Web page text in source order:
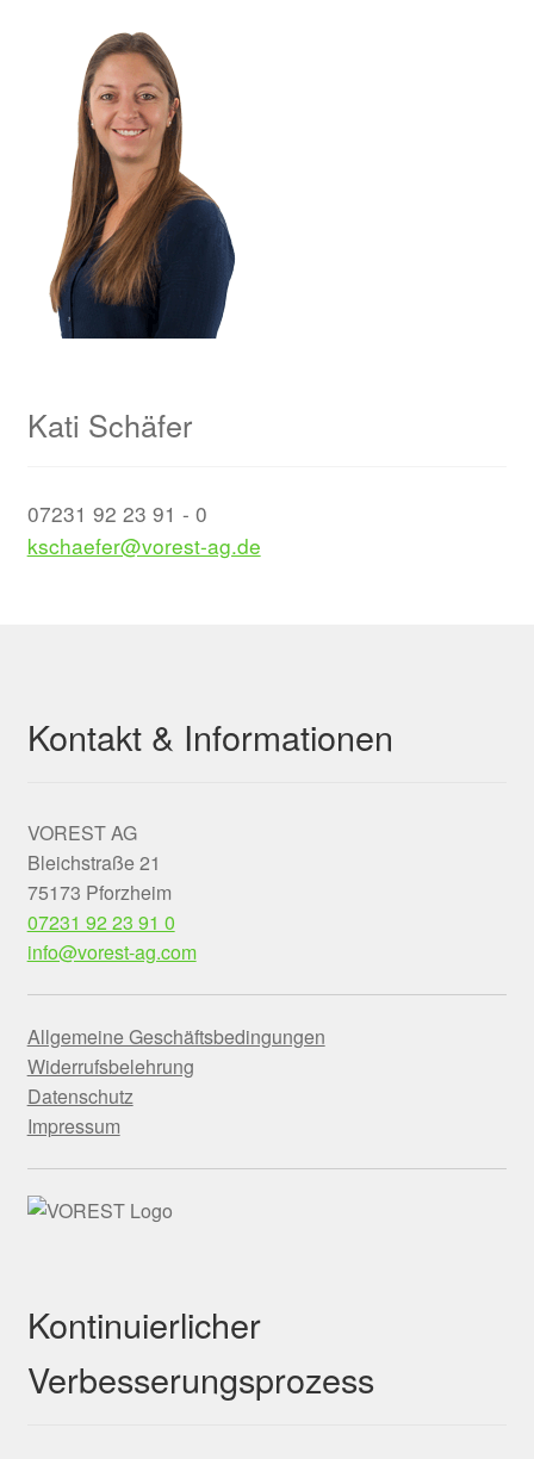
Kati Schäfer
07231 92 23 91 - 0
kschaefer@vorest-ag.de
Kontakt & Informationen
VOREST AG
Bleichstraße 21
75173 Pforzheim
07231 92 23 91 0
info@vorest-ag.com
Allgemeine Geschäftsbedingungen
Widerrufsbelehrung
Datenschutz
Impressum
Kontinuierlicher
Verbesserungsprozess